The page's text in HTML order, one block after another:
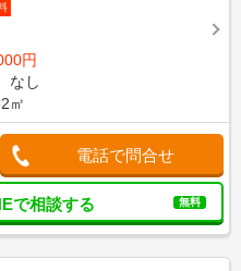
円
なし
㎡
電話で問合せ
で相談する 無料